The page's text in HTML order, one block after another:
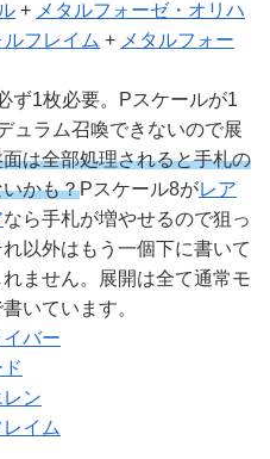
+ メタルフォーゼ・オリハ
フレイム + メタルフォー
ず1枚必要。Pスケールが1
ュラム召喚できないので展
は全部処理されると手札の
かも？Pスケール8がレア
なら手札が増やせるので狙っ
以外はもう一個下に書いて
ません。展開は全て通常モ
いています。
バー
ン
イム